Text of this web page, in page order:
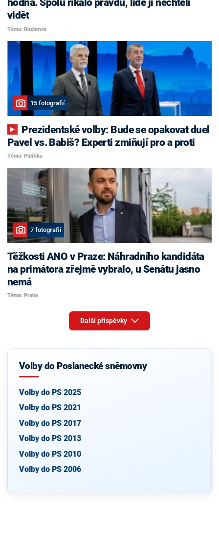
hodná. Spolu říkalo pravdu, lidé ji nechtěli
vidět
Téma: Rozhovor
15 fotografií
Pavel vs. Babiš? Experti zmiňují pro a proti
Téma: Politika
7 fotografií
Těžkosti ANO v Praze: Náhradního kandidáta
na primátora zřejmě vybralo, u Senátu jasno
nemá
Téma: Praha
Další příspěvky
Volby do Poslanecké sněmovny
Volby do PS 2025
Volby do PS 2021
Volby do PS 2017
Volby do PS 2013
Volby do PS 2010
Volby do PS 2006